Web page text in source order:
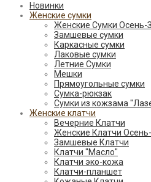
Новинки
Женские сумки
Женские Сумки Осень-
Замшевые сумки
Каркасные сумки
Лаковые сумки
Летние Сумки
Мешки
Прямоугольные сумки
Сумка-рюкзак
Сумки из кожзама
Женские клатчи
Вечерние Клатчи
Женские Клатчи
Замшевые Клатчи
Клатчи "Масло"
Клатчи эко-кожа
Клатчи-планшет